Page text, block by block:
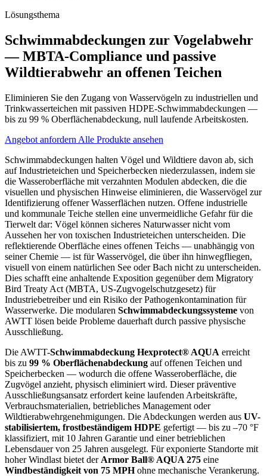
Lösungsthema
Schwimmabdeckungen zur Vogelabwehr
— MBTA-Compliance und passive
Wildtierabwehr an offenen Teichen
Eliminieren Sie den Zugang von Wasservögeln zu industriellen und
Trinkwasserteichen mit passiven HDPE-Schwimmabdeckungen —
bis zu 99 % Oberflächenabdeckung, null laufende Arbeitskosten.
Angebot anfordern Alle Produkte ansehen
Schwimmabdeckungen halten Vögel und Wildtiere davon ab, sich
auf Industrieteichen und Speicherbecken niederzulassen, indem sie
die Wasseroberfläche mit verzahnten Modulen abdecken, die die
visuellen und physischen Hinweise eliminieren, die Wasservögel zur
Identifizierung offener Wasserflächen nutzen. Offene industrielle
und kommunale Teiche stellen eine unvermeidliche Gefahr für die
Tierwelt dar: Vögel können sicheres Naturwasser nicht vom
Aussehen her von toxischen Industrieteichen unterscheiden. Die
reflektierende Oberfläche eines offenen Teichs — unabhängig von
seiner Chemie — ist für Wasservögel, die über ihn hinwegfliegen,
visuell von einem natürlichen See oder Bach nicht zu unterscheiden.
Dies schafft eine anhaltende Exposition gegenüber dem Migratory
Bird Treaty Act (MBTA, US-Zugvogelschutzgesetz) für
Industriebetreiber und ein Risiko der Pathogenkontamination für
Wasserwerke. Die modularen Schwimmabdeckungssysteme von
AWTT lösen beide Probleme dauerhaft durch passive physische
Ausschließung.
Die AWTT-Schwimmabdeckung Hexprotect® AQUA erreicht
bis zu 99 % Oberflächenabdeckung auf offenen Teichen und
Speicherbecken — wodurch die offene Wasseroberfläche, die
Zugvögel anzieht, physisch eliminiert wird. Dieser präventive
Ausschließungsansatz erfordert keine laufenden Arbeitskräfte,
Verbrauchsmaterialien, betriebliches Management oder
Wildtierabwehrgenehmigungen. Die Abdeckungen werden aus UV-
stabilisiertem, frostbeständigem HDPE gefertigt — bis zu –70 °F
klassifiziert, mit 10 Jahren Garantie und einer betrieblichen
Lebensdauer von 25 Jahren ausgelegt. Für exponierte Standorte mit
hoher Windlast bietet der Armor Ball® AQUA 275 eine
Windbeständigkeit von 75 MPHohne mechanische Verankerung.